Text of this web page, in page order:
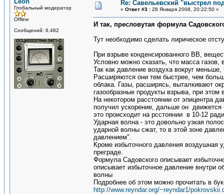
Глобальный модератор
Offline
Сообщений: 6,482
Re: Савельевский "выстрел
« Ответ #3 : 28 Января 2008, 20:22:50 »
И так, пресловутая формула
Тут необходимо сделать лирическое
При взрыве конденсированного ВВ,
Условно можно сказать, что масса
Так как давление воздуха вокруг
Расширяются они тем быстрее, чем
облака. Газы, расширясь, выталкивают
газообразные продукты взрыва, при этом
На некотором расстоянии от эпицентра
получил ускорение, дальше он
это происходит на рсстоянии в 10-12
Ударная волна - это довольно узкая
ударной волны сжат, то в этой зоне
давлением".
Кроме избыточного давления воздушная
преграде.
Формула Садовского описывает
описывает избыточное давление внутри
волны
Подробнее об этом можно прочитать в
http://www.reyndar.org/~reyndar1/